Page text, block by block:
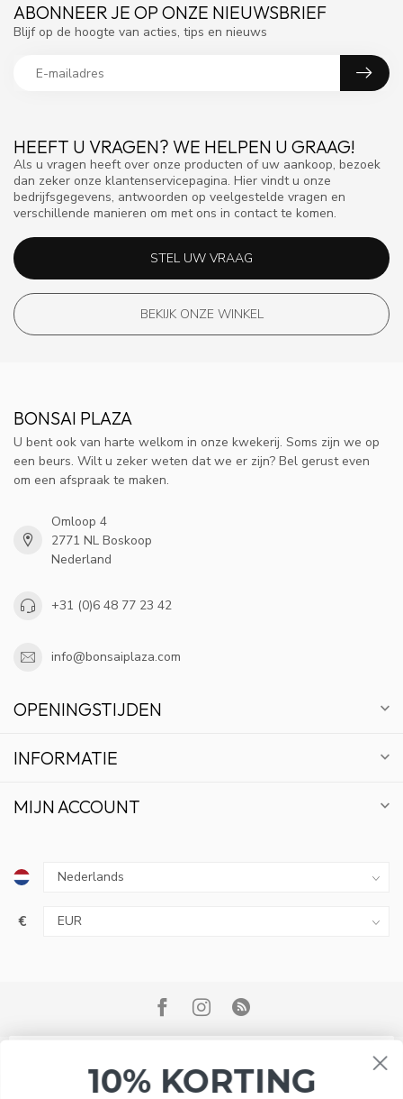
HEEFT U VRAGEN? WE HELPEN U GRAAG!
Als u vragen heeft over onze producten of uw aankoop, bezoek
dan zeker onze klantenservicepagina. Hier vindt u onze
bedrijfsgegevens, antwoorden op veelgestelde vragen en
verschillende manieren om met ons in contact te komen.
STEL UW VRAAG
BEKIJK ONZE WINKEL
ABONNEER JE OP ONZE NIEUWSBRIEF
Blijf op de hoogte van acties, tips en nieuws
BONSAI PLAZA
U bent ook van harte welkom in onze kwekerij. Soms zijn we op
een beurs. Wilt u zeker weten dat we er zijn? Bel gerust even
om een afspraak te maken.
Omloop 4
2771 NL Boskoop
Nederland
+31 (0)6 48 77 23 42
info@bonsaiplaza.com
OPENINGSTIJDEN
INFORMATIE
MIJN ACCOUNT
€
© Copyright 2026 Bonsai Plaza
akkoord?
Ja Nee Meer over cookies »
DE HOOGTE VAN ACTIES EN NIEUWS.